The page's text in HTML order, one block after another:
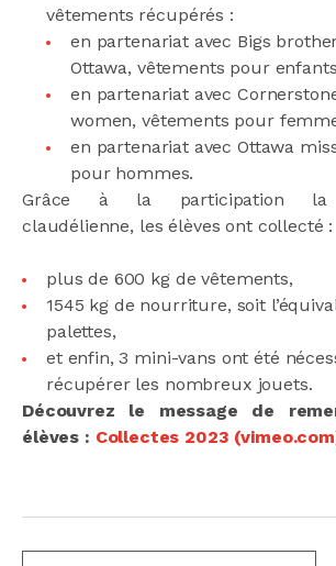
vêtements récupérés :
en partenariat avec Bigs
Ottawa, vêtements pour
en partenariat avec
women, vêtements pour
en partenariat avec Ottawa
pour hommes.
Grâce à la participation la
claudélienne, les élèves ont collecté :
plus de 600 kg de vêtements,
1545 kg de nourriture, soit
palettes,
et enfin, 3 mini-vans ont été
récupérer les nombreux jouets.
Découvrez le message de
élèves : Collectes 2023